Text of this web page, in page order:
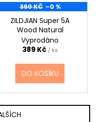
390 KČ –0 %
ZILDJIAN Super 5A
Wood Natural
Vyprodáno
389 Kč / ks
DO KOŠÍKU